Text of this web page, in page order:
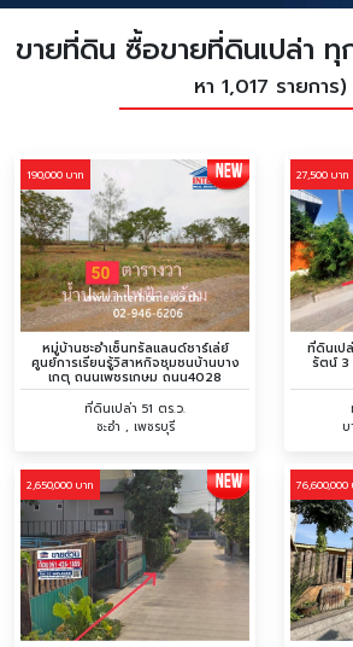
ขายที่ดิน ซื้อขายที่ดินเปล่า ทุ
หา 1,017 รายการ)
190,000 บาท
หมู่บ้านชะอำเซ็นทรัลแลนด์ชาร์เล่ย์
ศูนย์การเรียนรู้วิสาหกิจชุมชนบ้านบาง
เกตุ ถนนเพชรเกษม ถนน4028
ที่ดินเปล่า 51 ตร.ว.
ชะอำ , เพชรบุรี
27,500 บาท
ที่ดินเป
รัตน์ 3
2,650,000 บาท 76,600,000